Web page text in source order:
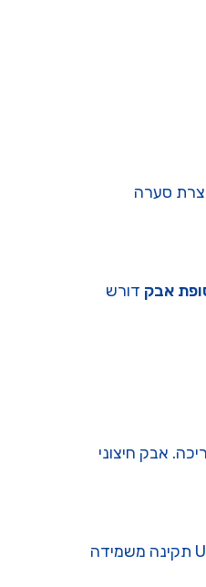
סערה
אבק דורש
אבק חיצוני
באתר שלנו היום. מערכת סינון חזקה היא קו ההגנה הראשון שלכם. נורת UV תקינה משמידה